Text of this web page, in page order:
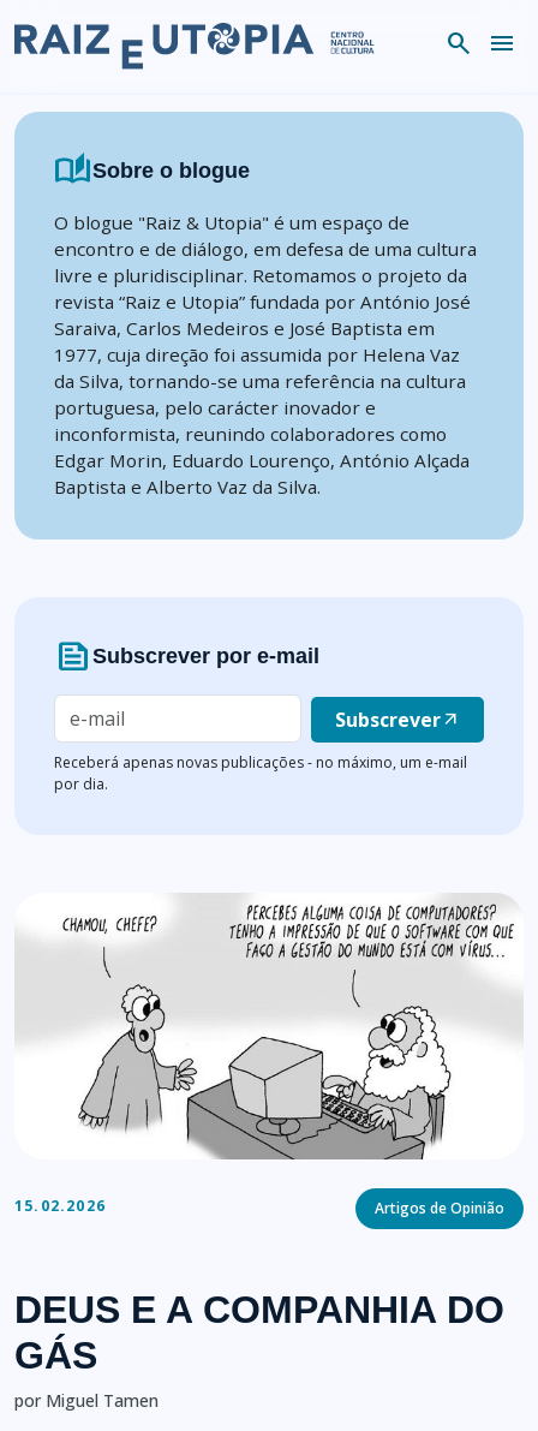
search menu
auto_storiesSobre o blogue
O blogue "Raiz & Utopia" é um espaço de
encontro e de diálogo, em defesa de uma cultura
livre e pluridisciplinar. Retomamos o projeto da
revista “Raiz e Utopia” fundada por António José
Saraiva, Carlos Medeiros e José Baptista em
1977, cuja direção foi assumida por Helena Vaz
da Silva, tornando-se uma referência na cultura
portuguesa, pelo carácter inovador e
inconformista, reunindo colaboradores como
Edgar Morin, Eduardo Lourenço, António Alçada
Baptista e Alberto Vaz da Silva.
news Subscrever por e-mail
Subscreverarrow_outward
Receberá apenas novas publicações - no máximo, um e-mail
por dia.
Lista de artigos
15.02.2026 Categories
Artigos de Opinião
DEUS E A COMPANHIA DO
GÁS
por Miguel Tamen